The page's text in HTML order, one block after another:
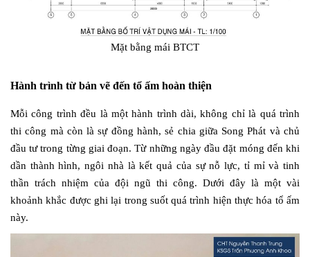
Mặt bằng mái BTCT
Hành trình từ bản vẽ đến tổ ấm hoàn thiện
Mỗi công trình đều là một hành trình dài, không chỉ là quá trình
thi công mà còn là sự đồng hành, sẻ chia giữa Song Phát và chủ
đầu tư trong từng giai đoạn. Từ những ngày đầu đặt móng đến khi
dần thành hình, ngôi nhà là kết quả của sự nỗ lực, tỉ mỉ và tinh
thần trách nhiệm của đội ngũ thi công. Dưới đây là một vài
khoảnh khắc được ghi lại trong suốt quá trình hiện thực hóa tổ ấm
này.